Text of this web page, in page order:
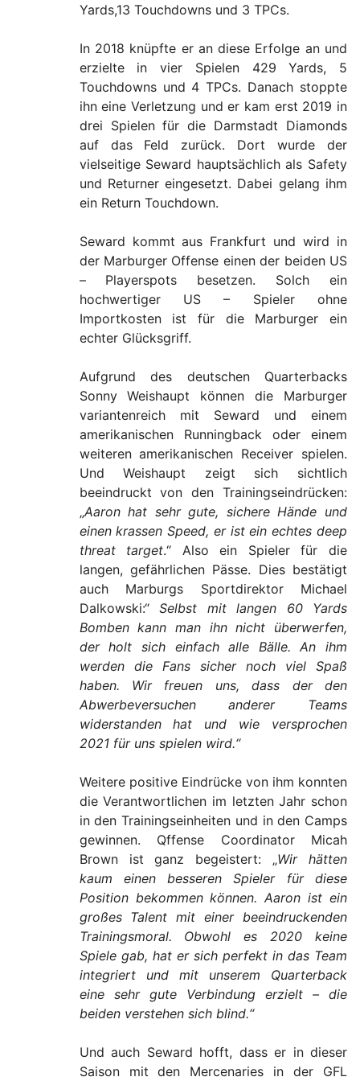
Yards,13 Touchdowns und 3 TPCs.
In 2018 knüpfte er an diese Erfolge an und
erzielte in vier Spielen 429 Yards, 5
Touchdowns und 4 TPCs. Danach stoppte
ihn eine Verletzung und er kam erst 2019 in
drei Spielen für die Darmstadt Diamonds
auf das Feld zurück. Dort wurde der
vielseitige Seward hauptsächlich als Safety
und Returner eingesetzt. Dabei gelang ihm
ein Return Touchdown.
Seward kommt aus Frankfurt und wird in
der Marburger Offense einen der beiden US
– Playerspots besetzen. Solch ein
hochwertiger US – Spieler ohne
Importkosten ist für die Marburger ein
echter Glücksgriff.
Aufgrund des deutschen Quarterbacks
Sonny Weishaupt können die Marburger
variantenreich mit Seward und einem
amerikanischen Runningback oder einem
weiteren amerikanischen Receiver spielen.
Und Weishaupt zeigt sich sichtlich
beeindruckt von den Trainingseindrücken:
„Aaron hat sehr gute, sichere Hände und
einen krassen Speed, er ist ein echtes deep
threat target.“ Also ein Spieler für die
langen, gefährlichen Pässe. Dies bestätigt
auch Marburgs Sportdirektor Michael
Dalkowski:“Selbst mit langen 60 Yards
Bomben kann man ihn nicht überwerfen,
der holt sich einfach alle Bälle. An ihm
werden die Fans sicher noch viel Spaß
haben. Wir freuen uns, dass der den
Abwerbeversuchen anderer Teams
widerstanden hat und wie versprochen
2021 für uns spielen wird.“
Weitere positive Eindrücke von ihm konnten
die Verantwortlichen im letzten Jahr schon
in den Trainingseinheiten und in den Camps
gewinnen. Qffense Coordinator Micah
Brown ist ganz begeistert: „Wir hätten
kaum einen besseren Spieler für diese
Position bekommen können. Aaron ist ein
großes Talent mit einer beeindruckenden
Trainingsmoral. Obwohl es 2020 keine
Spiele gab, hat er sich perfekt in das Team
integriert und mit unserem Quarterback
eine sehr gute Verbindung erzielt – die
beiden verstehen sich blind.“
Und auch Seward hofft, dass er in dieser
Saison mit den Mercenaries in der GFL